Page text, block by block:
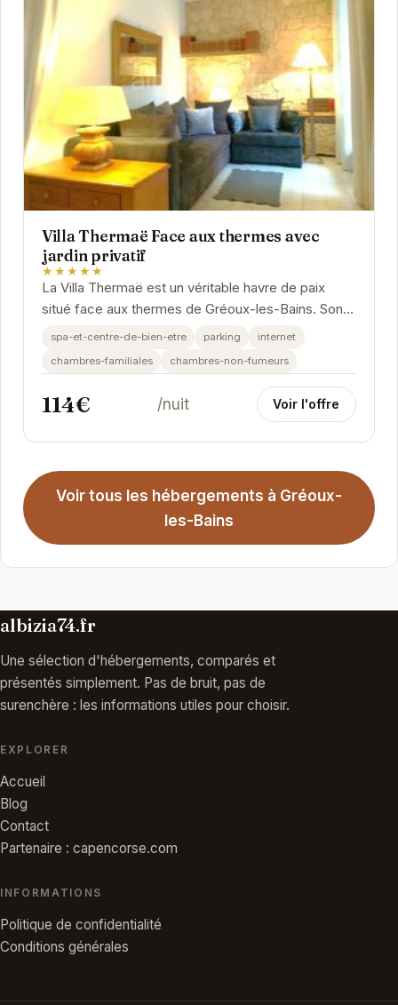
Villa Thermaë Face aux thermes avec
jardin privatif
★★★★★
La Villa Thermaë est un véritable havre de paix
situé face aux thermes de Gréoux-les-Bains. Son
jardin privatif offre un espace de détente...
spa-et-centre-de-bien-etre parking
internet
chambres-familiales
chambres-non-fumeurs
114€ /nuit Voir l'offre
Voir tous les hébergements à Gréoux-
les-Bains
albizia74.fr
Une sélection d'hébergements, comparés et
présentés simplement. Pas de bruit, pas de
surenchère : les informations utiles pour choisir.
EXPLORER
Accueil
Blog
Contact
Partenaire : capencorse.com
INFORMATIONS
Politique de confidentialité
Conditions générales